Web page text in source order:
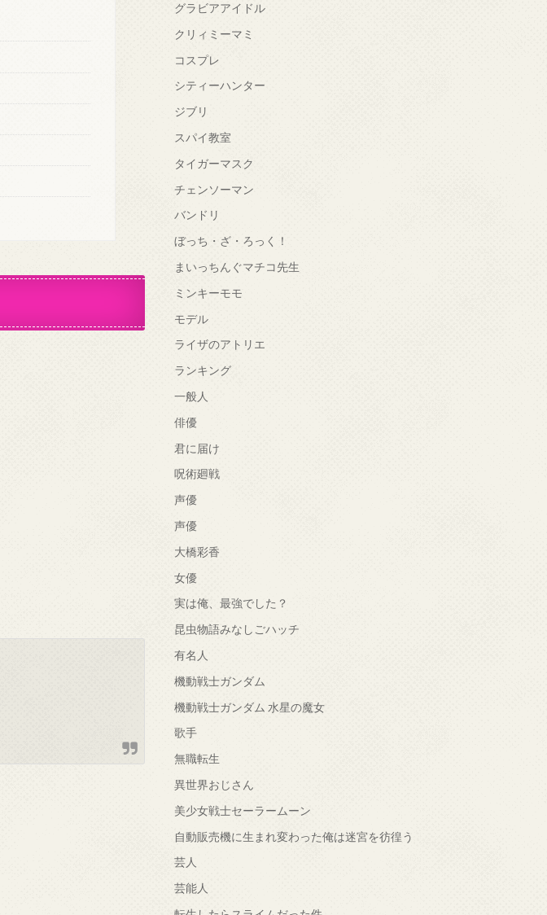
グラビアアイドル
クリィミーマミ
コスプレ
シティーハンター
ジブリ
スパイ教室
タイガーマスク
チェンソーマン
バンドリ
ぼっち・ざ・ろっく！
まいっちんぐマチコ先生
ミンキーモモ
モデル
ライザのアトリエ
ランキング
一般人
俳優
君に届け
呪術廻戦
声優
声優
大橋彩香
女優
実は俺、最強でした？
昆虫物語みなしごハッチ
有名人
機動戦士ガンダム
機動戦士ガンダム 水星の魔女
歌手
無職転生
異世界おじさん
美少女戦士セーラームーン
自動販売機に生まれ変わった俺は迷宮を彷徨う
芸人
芸能人